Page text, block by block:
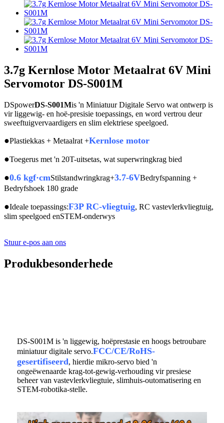
3.7g Kernlose Motor Metaalrat 6V Mini
Servomotor DS-S001M
DSpowerDS-S001Mis 'n Miniatuur Digitale Servo wat ontwerp is
vir liggewig- en hoë-presisie toepassings, en word vertrou deur
sweeftuigvervaardigers en slim elektriese speelgoed.
●Plastiekkas + Metaalrat +Kernlose motor
●Toegerus met 'n 20T-uitsetas, wat superwringkrag bied
●0.6 kgf·cmStilstandwringkrag+3.7-6VBedryfspanning +
Bedryfshoek 180 grade
●Ideale toepassings:F3P RC-vliegtuig, RC vastevlerkvliegtuig,
slim speelgoed enSTEM-onderwys
Stuur e-pos aan ons
Produkbesonderhede
DS-S001M is 'n liggewig, hoëprestasie en hoogs betroubare
miniatuur digitale servo.FCC/CE/RoHS-
gesertifiseerd, hierdie mikro-servo bied 'n
ongeëwenaarde krag-tot-gewig-verhouding vir presiese
beheer van vastevlerkvliegtuie, slimhuis-outomatisering en
STEM-robotika-stelle.